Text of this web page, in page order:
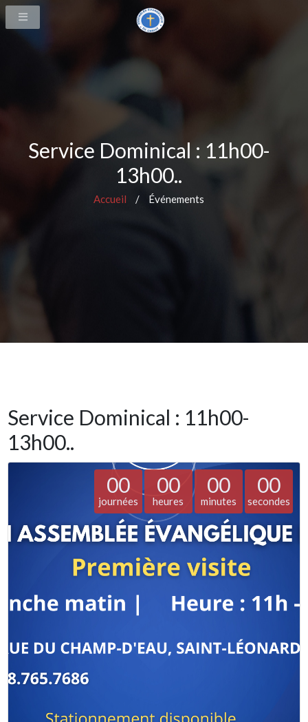
Service Dominical : 11h00-
13h00..
Accueil / Événements
Service Dominical : 11h00-
13h00..
00
journées
00
heures
00
minutes
00
secondes